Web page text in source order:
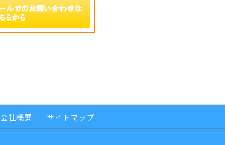
会社概要 サイトマップ